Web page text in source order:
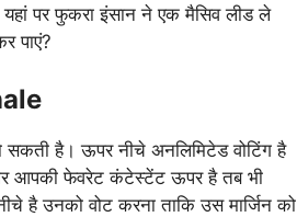
यहां पर फुकरा इंसान ने एक मैसिव लीड ले
पाएं?
है। ऊपर नीचे अनलिमिटेड वोटिंग है
आपकी फेवरेट कंटेस्टेंट ऊपर है तब भी
है उनको वोट करना ताकि उस मार्जिन को